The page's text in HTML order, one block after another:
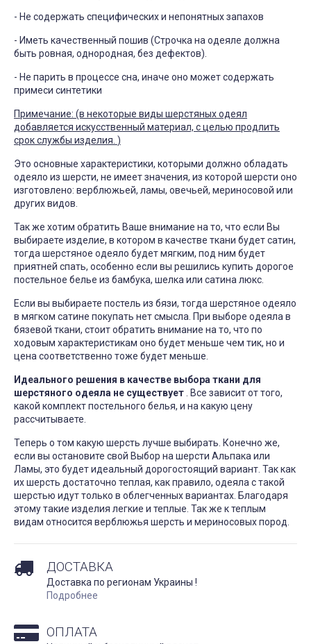
- Не содержать специфических и непонятных запахов
- Иметь качественный пошив (Строчка на одеяле должна
быть ровная, однородная, без дефектов).
- Не парить в процессе сна, иначе оно может содержать
примеси синтетики
Примечание: (в некоторые виды шерстяных одеял
добавляется искусственный материал, с целью продлить
срок службы изделия. )
Это основные характеристики, которыми должно обладать
одеяло из шерсти, не имеет значения, из которой шерсти оно
изготовлено: верблюжьей, ламы, овечьей, мериносовой или
других видов.
Так же хотим обратить Ваше внимание на то, что если Вы
выбираете изделие, в котором в качестве ткани будет сатин,
тогда шерстяное одеяло будет мягким, под ним будет
приятней спать, особенно если вы решились купить дорогое
постельное белье из бамбука, шелка или сатина люкс.
Если вы выбираете постель из бязи, тогда шерстяное одеяло
в мягком сатине покупать нет смысла. При выборе одеяла в
бязевой ткани, стоит обратить внимание на то, что по
ходовым характеристикам оно будет меньше чем тик, но и
цена соответственно тоже будет меньше.
Идеального решения в качестве выбора ткани для
шерстяного одеяла не существует. Все зависит от того,
какой комплект постельного белья, и на какую цену
рассчитываете.
Теперь о том какую шерсть лучше выбирать. Конечно же,
если вы остановите свой Выбор на шерсти Альпака или
Ламы, это будет идеальный дорогостоящий вариант. Так как
их шерсть достаточно теплая, как правило, одеяла с такой
шерстью идут только в облегченных вариантах. Благодаря
этому такие изделия легкие и теплые. Так же к теплым
видам относится верблюжья шерсть и мериносовых пород.
ДОСТАВКА
Доставка по регионам Украины !
Подробнее
ОПЛАТА